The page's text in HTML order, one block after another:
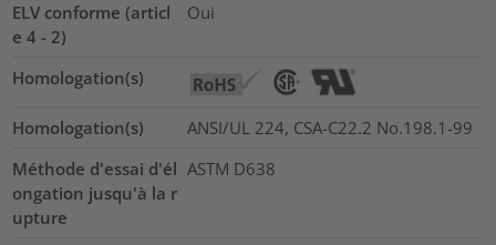
ELV conforme (articl
e 4 - 2)
Oui
Homologation(s)
Homologation(s)
ANSI/UL 224, CSA-C22.2 No.198.1-99
Méthode d'essai d'él
ongation jusqu'à la r
upture
ASTM D638